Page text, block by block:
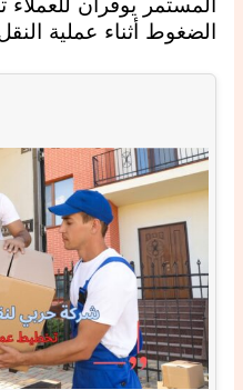
المستمر يوفران
الضغوط أثناء عملية